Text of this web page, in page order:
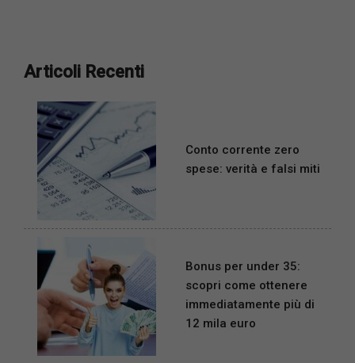
Articoli Recenti
Conto corrente zero
spese: verità e falsi miti
Bonus per under 35:
scopri come ottenere
immediatamente più di
12 mila euro